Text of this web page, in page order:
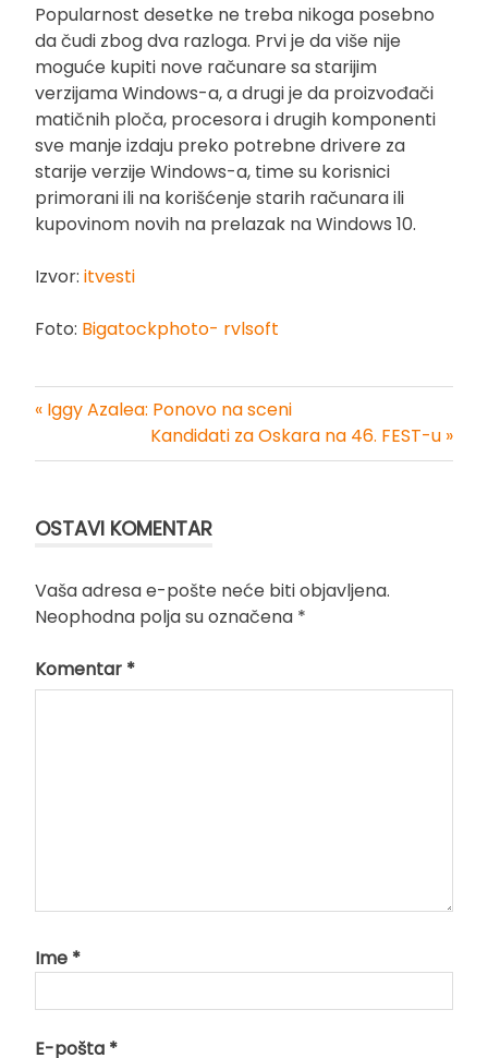
Popularnost desetke ne treba nikoga posebno
da čudi zbog dva razloga. Prvi je da više nije
moguće kupiti nove računare sa starijim
verzijama Windows-a, a drugi je da proizvođači
matičnih ploča, procesora i drugih komponenti
sve manje izdaju preko potrebne drivere za
starije verzije Windows-a, time su korisnici
primorani ili na korišćenje starih računara ili
kupovinom novih na prelazak na Windows 10.
Izvor: itvesti
Foto: Bigatockphoto- rvlsoft
« Iggy Azalea: Ponovo na sceni
Kandidati za Oskara na 46. FEST-u »
OSTAVI KOMENTAR
Vaša adresa e-pošte neće biti objavljena.
Neophodna polja su označena *
Komentar *
Ime *
E-pošta *